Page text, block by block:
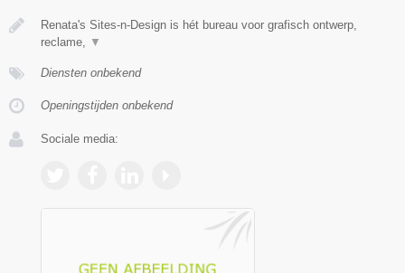
Renata's Sites-n-Design is hét bureau voor grafisch ontwerp,
reclame,
▼
Diensten onbekend
Openingstijden onbekend
Sociale media: